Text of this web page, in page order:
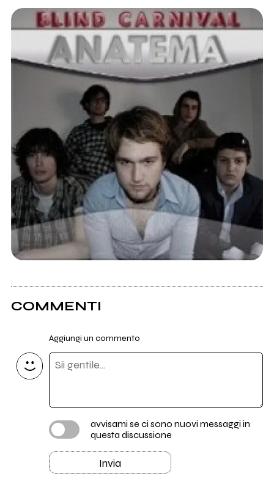
COMMENTI
Aggiungi un commento
avvisami se ci sono nuovi messaggi in
questa discussione
Invia